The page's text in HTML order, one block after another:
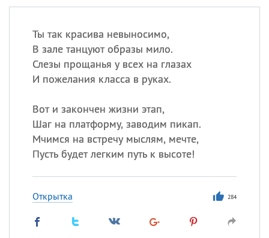
Ты так красива невыносимо,
В зале танцуют образы мило.
Слезы прощанья у всех на глазах
И пожелания класса в руках.
Вот и закончен жизни этап,
Шаг на платформу, заводим пикап.
Мчимся на встречу мыслям, мечте,
Пусть будет легким путь к высоте!
Открытка 284